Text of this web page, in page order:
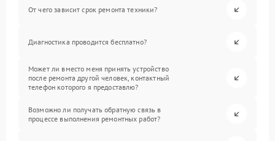
От чего зависит срок ремонта техники?
Диагностика проводится бесплатно?
Может ли вместо меня принять устройство
после ремонта другой человек, контактный
телефон которого я предоставлю?
Возможно ли получать обратную связь в
процессе выполнения ремонтных работ?